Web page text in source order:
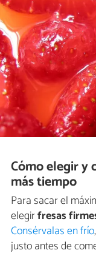
Cómo elegir y
más tiempo
Para sacar el
elegirfresas
Consérvalas en frío
justo antes de